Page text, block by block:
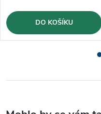
DO KOŠÍKU